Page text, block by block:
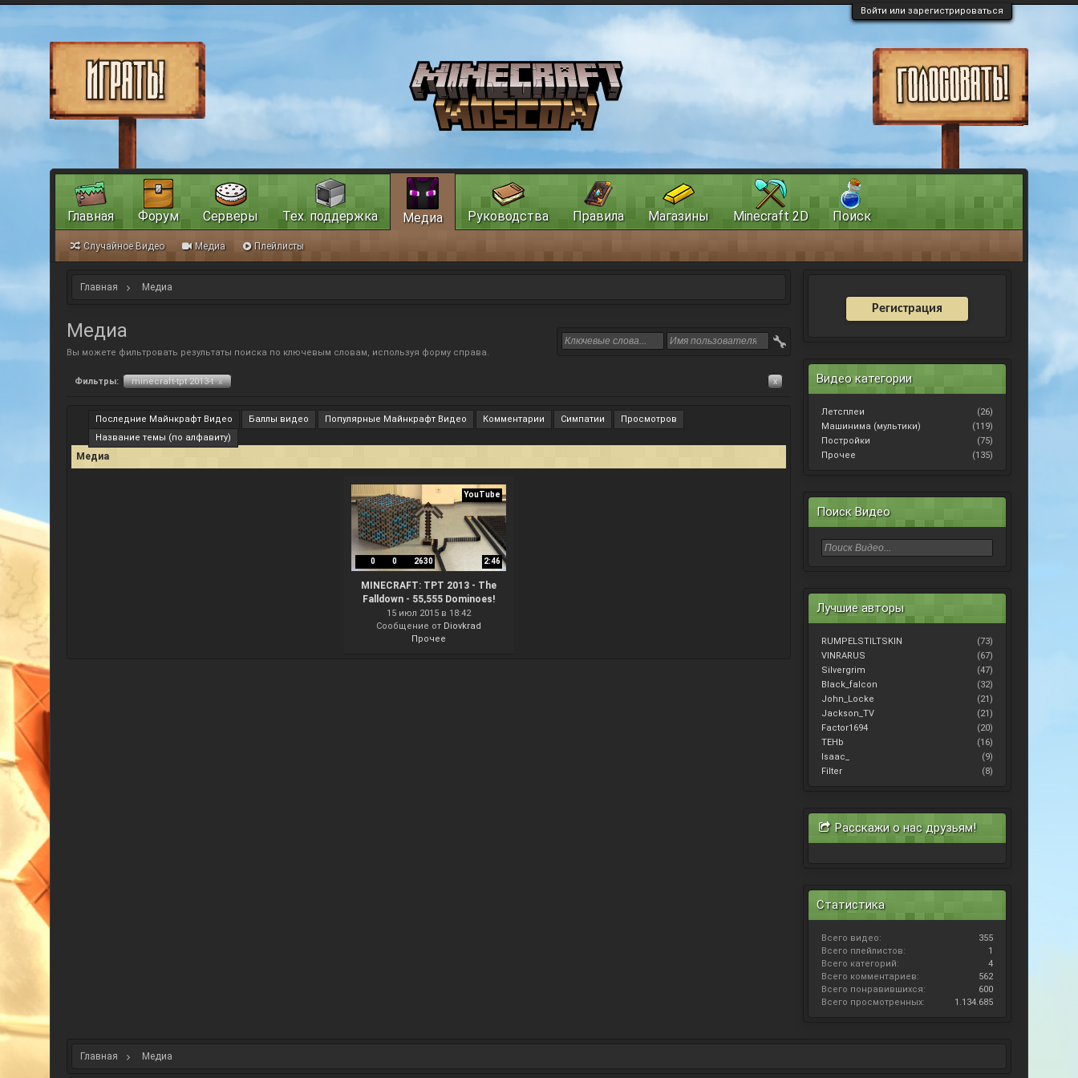
Войти или зарегистрироваться
Главная Медиа
Медиа
Вы можете фильтровать результаты поиска по ключевым словам, используя форму справа.
Фильтры: minecraft-tpt 2013-t x x
Последние Майнкрафт Видео Баллы видео Популярные Майнкрафт Видео Комментарии Симпатии
Просмотров
Название темы (по алфавиту)
Медиа
YouTube
0 0 2630 2:46
MINECRAFT: TPT 2013 - The
Falldown - 55,555 Dominoes!
15 июл 2015 в 18:42
Сообщение от Diovkrad
Прочее
Регистрация
Видео категории
Летсплеи
(26)
Машинима (мультики)
(119)
Постройки
(75)
Прочее
(135)
Поиск Видео
Лучшие авторы
RUMPELSTILTSKIN
(73)
VINRARUS
(67)
Silvergrim
(47)
Black_falcon
(32)
John_Locke
(21)
Jackson_TV
(21)
Factor1694
(20)
TEHb
(16)
Isaac_
(9)
Filter
(8)
Расскажи о нас друзьям!
Статистика
Всего видео:
355
Всего плейлистов:
1
Всего категорий:
4
Всего комментариев:
562
Всего понравившихся:
600
Всего просмотренных:
1.134.685
Главная Медиа
Главная Форум Серверы Тех. поддержка Медиа
Случайное Видео Медиа Плейлисты
Руководства Правила Магазины Minecraft 2D Поиск